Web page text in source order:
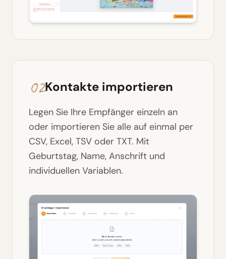
02Kontakte importieren
Legen Sie Ihre Empfänger einzeln an
oder importieren Sie alle auf einmal per
CSV, Excel, TSV oder TXT. Mit
Geburtstag, Name, Anschrift und
individuellen Variablen.